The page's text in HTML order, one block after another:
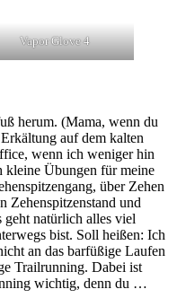
Vapor Glove 4
herum. (Mama, wenn du
auf dem kalten
wenn ich weniger hin
kleine Übungen für meine
über Zehen
Zehenspitzenstand und
geht natürlich alles viel
bist. Soll heißen: Ich
an das barfüßige Laufen
Trailrunning. Dabei ist
wichtig, denn du …